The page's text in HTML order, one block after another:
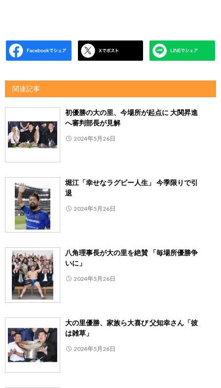
関連記事
初優勝の大の里、今場所が起点に 大関昇進
へ審判部長が見解
2024年5月26日
堀江「幸せなラグビー人生」 今季限りで引
退
2024年5月26日
八角理事長が大の里を絶賛 「毎場所優勝争
いに」
2024年5月26日
大の里優勝、家族ら大喜び 父知幸さん「彼
は雑草」
2024年5月26日